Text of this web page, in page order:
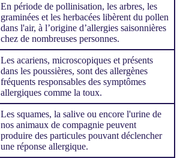
En période de pollinisation, les arbres, les
graminées et les herbacées libèrent du pollen
dans l'air, à l’origine d’allergies saisonnières
chez de nombreuses personnes.
Les acariens, microscopiques et présents
dans les poussières, sont des allergènes
fréquents responsables des symptômes
allergiques comme la toux.
Les squames, la salive ou encore l'urine de
nos animaux de compagnie peuvent
produire des particules pouvant déclencher
une réponse allergique.